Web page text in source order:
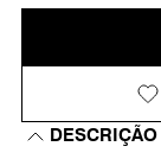
DESCRIÇÃO